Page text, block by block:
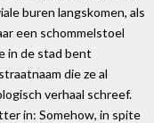
buren langskomen, als
een schommelstoel
in de stad bent
die ze al
verhaal schreef.
in: Somehow, in spite